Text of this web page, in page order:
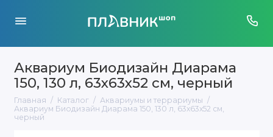
Аквариум Биодизайн Диарама
150, 130 л, 63x63x52 см, черный
Главная Каталог
Аквариумы и террариумы
Аквариум Биодизайн Диарама 150, 130 л, 63x63x52 см,
черный